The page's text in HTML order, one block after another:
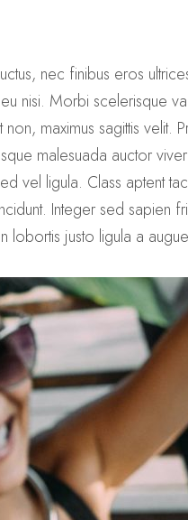
nec finibus eros
nisi. Morbi scelerisque
maximus sagittis velit.
malesuada auctor
vel ligula. Class aptent
Integer sed sapien
lobortis justo ligula a